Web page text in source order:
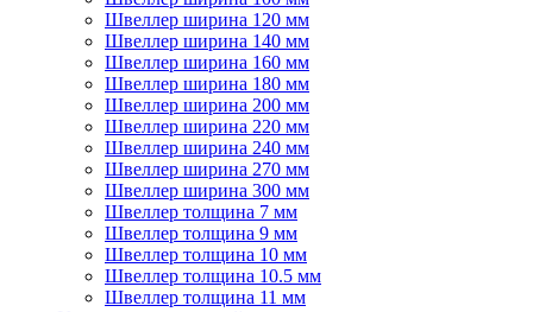
Швеллер ширина 120 мм
Швеллер ширина 140 мм
Швеллер ширина 160 мм
Швеллер ширина 180 мм
Швеллер ширина 200 мм
Швеллер ширина 220 мм
Швеллер ширина 240 мм
Швеллер ширина 270 мм
Швеллер ширина 300 мм
Швеллер толщина 7 мм
Швеллер толщина 9 мм
Швеллер толщина 10 мм
Швеллер толщина 10.5 мм
Швеллер толщина 11 мм